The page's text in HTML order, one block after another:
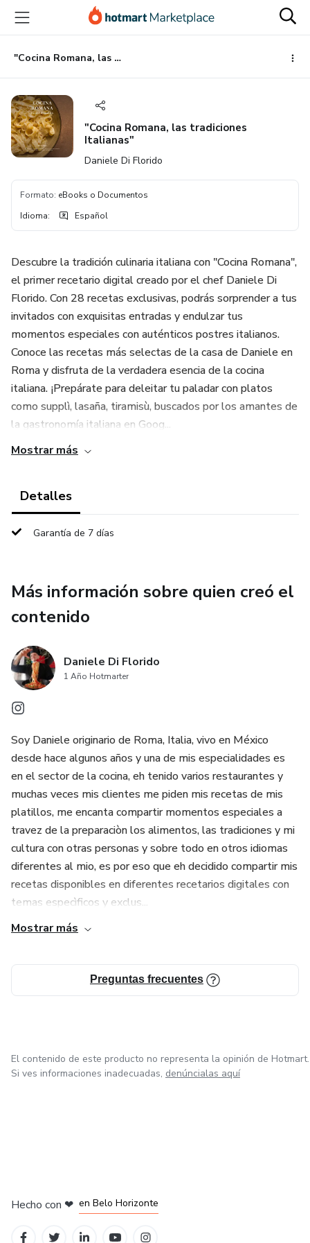
principal
página
de
página
"Cocina Romana, las tradiciones Italianas"
"Cocina Romana, las tradiciones
Italianas"
Daniele Di Florido
Formato: eBooks o Documentos
Idioma: Español
Descubre la tradición culinaria italiana con "Cocina Romana",
el primer recetario digital creado por el chef Daniele Di
Florido. Con 28 recetas exclusivas, podrás sorprender a tus
invitados con exquisitas entradas y endulzar tus
momentos especiales con auténticos postres italianos.
Conoce las recetas más selectas de la casa de Daniele en
Roma y disfruta de la verdadera esencia de la cocina
italiana. ¡Prepárate para deleitar tu paladar con platos
como supplì, lasaña, tiramisù, buscados por los amantes de
la gastronomía italiana en Goog...
Mostrar más
Detalles
Garantía de 7 días
Más información sobre quien creó el
contenido
Daniele Di Florido
1 Año Hotmarter
Soy Daniele originario de Roma, Italia, vivo en México
desde hace algunos años y una de mis especialidades es
en el sector de la cocina, eh tenido varios restaurantes y
muchas veces mis clientes me piden mis recetas de mis
platillos, me encanta compartir momentos especiales a
travez de la preparaciòn los alimentos, las tradiciones y mi
cultura con otras personas y sobre todo en otros idiomas
diferentes al mio, es por eso que eh decidido compartir mis
recetas disponibles en diferentes recetarios digitales con
temas especìficos y exclus...
Mostrar más
Preguntas frecuentes
El contenido de este producto no representa la opinión de Hotmart.
Si ves informaciones inadecuadas, denúncialas aquí
Hecho con ❤ en Belo Horizonte